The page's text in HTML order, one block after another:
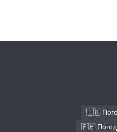
🇮🇩
🇵🇭